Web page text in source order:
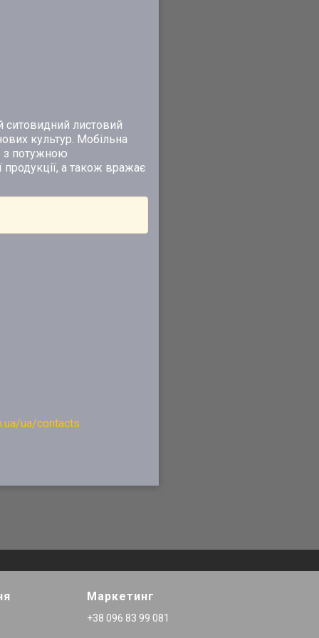
ситовидний листовий
культур. Мобільна
з потужною
а також вражає
ua/contacts
Маркетинг
+38 096 83 99 081